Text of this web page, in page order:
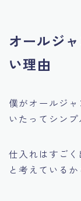
オールジ
い理由
僕がオールジ
いたってシンプ
仕入れはすご
と考えているか